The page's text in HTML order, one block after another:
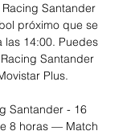
Santander
próximo que se
14:00. Puedes
Santander
Plus.
Santander - 16
8 horas — Match